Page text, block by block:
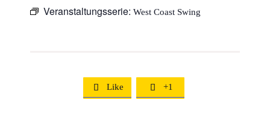
Veranstaltungsserie: West Coast Swing
 Like  +1